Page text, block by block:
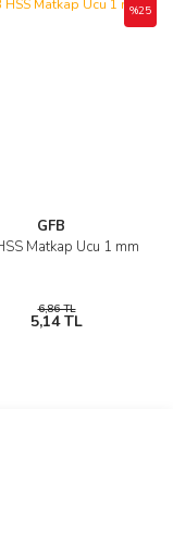
GFB
Matkap Ucu 1 mm
%25
6,86 TL
5,14 TL